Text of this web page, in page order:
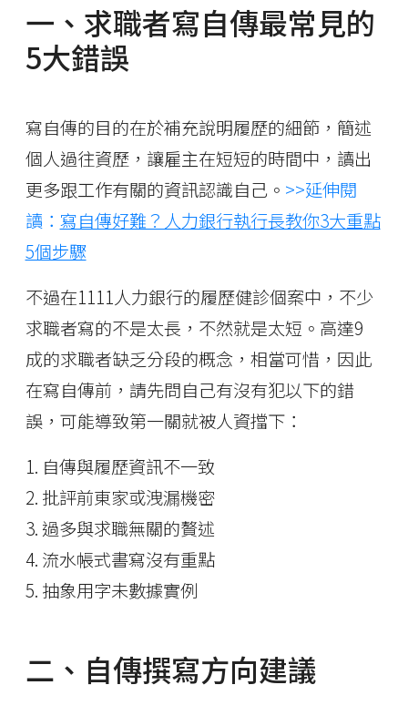
一、求職者寫自傳最常見的
5大錯誤
寫自傳的目的在於補充說明履歷的細節，簡述
個人過往資歷，讓雇主在短短的時間中，讀出
更多跟工作有關的資訊認識自己。 >>延伸閱
讀： 寫自傳好難？人力銀行執行長教你3大重點
5個步驟
不過在1111人力銀行的履歷健診個案中，不少
求職者寫的不是太長，不然就是太短。高達9
成的求職者缺乏分段的概念，相當可惜，因此
在寫自傳前，請先問自己有沒有犯以下的錯
誤，可能導致第一關就被人資擋下：
1. 自傳與履歷資訊不一致
2. 批評前東家或洩漏機密
3. 過多與求職無關的贅述
4. 流水帳式書寫沒有重點
5. 抽象用字未數據實例
二、自傳撰寫方向建議